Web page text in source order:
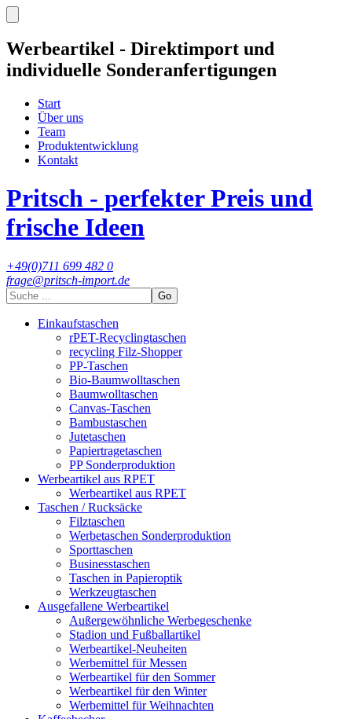
Werbeartikel - Direktimport und
individuelle Sonderanfertigungen
Start
Über uns
Team
Produktentwicklung
Kontakt
Pritsch - perfekter Preis und
frische Ideen
+49(0)711 699 482 0
frage@pritsch-import.de
Go
Einkaufstaschen
rPET-Recyclingtaschen
recycling Filz-Shopper
PP-Taschen
Bio-Baumwolltaschen
Baumwolltaschen
Canvas-Taschen
Bambustaschen
Jutetaschen
Papiertragetaschen
PP Sonderproduktion
Werbeartikel aus RPET
Werbeartikel aus RPET
Taschen / Rucksäcke
Filztaschen
Werbetaschen Sonderproduktion
Sporttaschen
Businesstaschen
Taschen in Papieroptik
Werkzeugtaschen
Ausgefallene Werbeartikel
Außergewöhnliche Werbegeschenke
Stadion und Fußballartikel
Werbeartikel-Neuheiten
Werbemittel für Messen
Werbeartikel für den Sommer
Werbeartikel für den Winter
Werbemittel für Weihnachten